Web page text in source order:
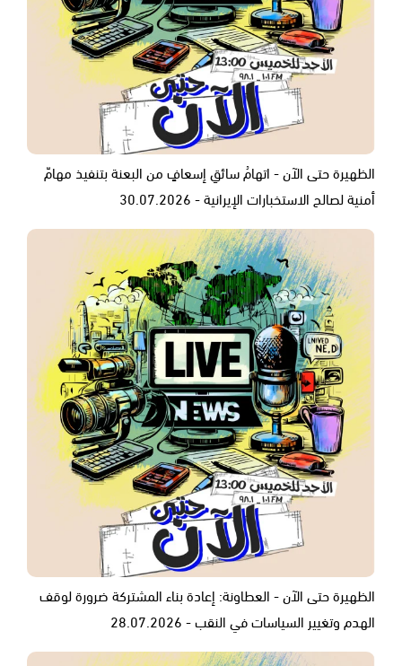
الظهيرة حتى الآن - اتهامُ سائقِ إسعافٍ من البعنة بتنفيذ مهامّ
أمنية لصالح الاستخبارات الإيرانية - 30.07.2026
الظهيرة حتى الآن - العطاونة: إعادة بناء المشتركة ضرورة لوقف
الهدم وتغيير السياسات في النقب - 28.07.2026